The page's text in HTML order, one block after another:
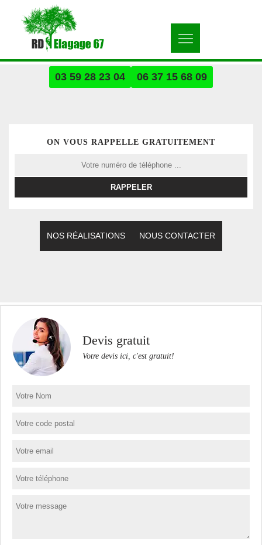
03 59 28 23 04 06 37 15 68 09
ON VOUS RAPPELLE GRATUITEMENT
NOS RÉALISATIONS NOUS CONTACTER
Devis gratuit
Votre devis ici, c'est gratuit!